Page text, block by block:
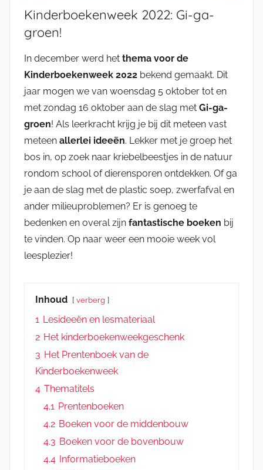
Kinderboekenweek 2022: Gi-ga-
groen!
In december werd het thema voor de
Kinderboekenweek 2022 bekend gemaakt. Dit
jaar mogen we van woensdag 5 oktober tot en
met zondag 16 oktober aan de slag met Gi-ga-
groen! Als leerkracht krijg je bij dit meteen vast
meteen allerlei ideeën. Lekker met je groep het
bos in, op zoek naar kriebelbeestjes in de natuur
rondom school of dierensporen ontdekken. Of ga
je aan de slag met de plastic soep, zwerfafval en
ander milieuproblemen? Er is genoeg te
bedenken en overal zijn fantastische boeken bij
te vinden. Op naar weer een mooie week vol
leesplezier!
Inhoud verberg
1 Lesideeën en lesmateriaal
2 Het kinderboekenweekgeschenk
3 Het Prentenboek van de
Kinderboekenweek
4 Thematitels
4.1 Prentenboeken
4.2 Boeken voor de middenbouw
4.3 Boeken voor de bovenbouw
4.4 Informatieboeken